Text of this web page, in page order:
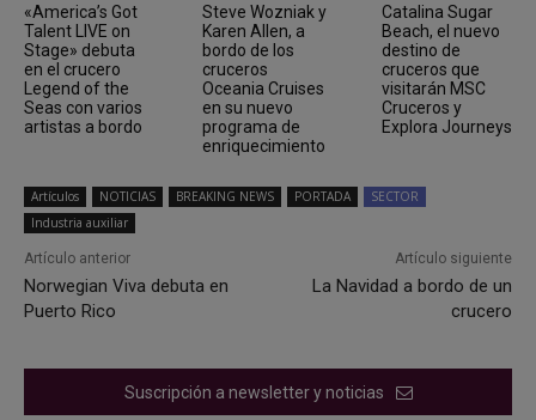
«America’s Got
Talent LIVE on
Stage» debuta
en el crucero
Legend of the
Seas con varios
artistas a bordo
Steve Wozniak y
Karen Allen, a
bordo de los
cruceros
Oceania Cruises
en su nuevo
programa de
enriquecimiento
Catalina Sugar
Beach, el nuevo
destino de
cruceros que
visitarán MSC
Cruceros y
Explora Journeys
Artículos NOTICIAS BREAKING NEWS PORTADA
SECTOR
Industria auxiliar
Artículo anterior
Norwegian Viva debuta en
Puerto Rico
Artículo siguiente
La Navidad a bordo de un
crucero
Suscripción a newsletter y noticias